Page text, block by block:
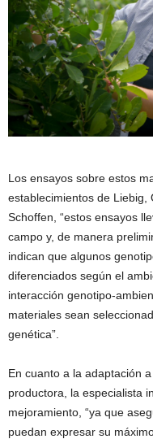
Los ensayos sobre estos
establecimientos de Liebig,
Schoffen, “estos ensayos
campo y, de manera
indican que algunos
diferenciados según el
interacción genotipo-
materiales sean
genética”.
En cuanto a la adaptación
productora, la especialista
mejoramiento, “ya que
puedan expresar su